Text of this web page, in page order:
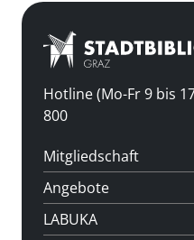
Hotline (Mo-Fr 9 bis
800
Mitgliedschaft
Angebote
LABUKA